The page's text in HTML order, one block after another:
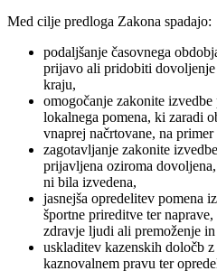
Med cilje predloga Zakona spadajo:
podaljšanje časovnega
prijavo ali pridobiti dovoljenje
kraju,
omogočanje zakonite
lokalnega pomena, ki zaradi
vnaprej načrtovane, na
zagotavljanje zakonite
prijavljena oziroma
ni bila izvedena,
jasnejša opredelitev pomena
športne prireditve ter
zdravje ljudi ali premoženje in
uskladitev kazenskih določb
kaznovalnem pravu ter